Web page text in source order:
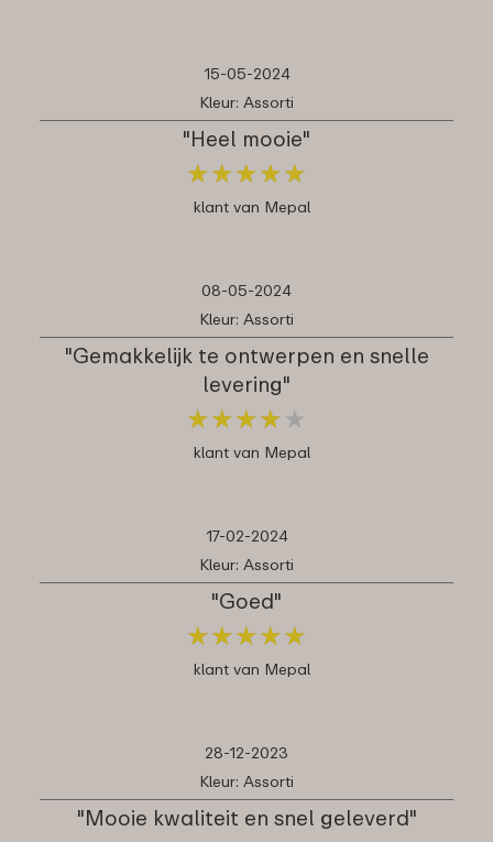
15-05-2024
Kleur: Assorti
"Heel mooie"
★★★★★
★★★★★
klant van Mepal
08-05-2024
Kleur: Assorti
"Gemakkelijk te ontwerpen en snelle
levering"
★★★★ ★
★★★★ ★
klant van Mepal
17-02-2024
Kleur: Assorti
"Goed"
★★★★★
★★★★★
klant van Mepal
28-12-2023
Kleur: Assorti
"Mooie kwaliteit en snel geleverd"